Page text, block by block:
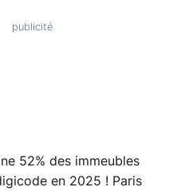
52% des immeubles
en 2025 ! Paris